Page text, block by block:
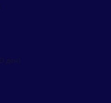
Macédoine du Nord (MKD ден)